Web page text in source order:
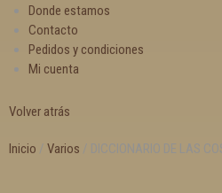
Donde estamos
Contacto
Pedidos y condiciones
Mi cuenta
Volver atrás
Inicio / Varios / DICCIONARIO DE LAS